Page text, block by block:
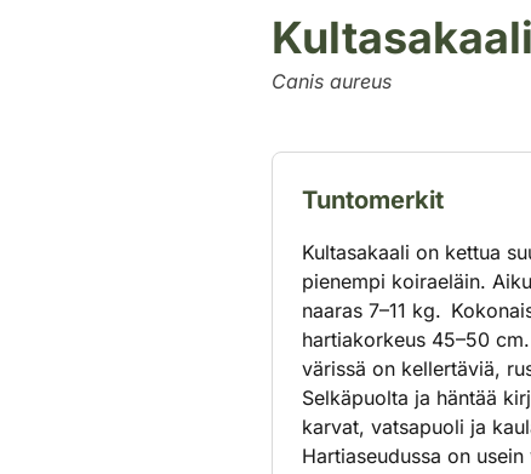
Kultasakaali
Canis aureus
Tuntomerkit
Kultasakaali on kettua
pienempi koiraeläin.
naaras 7–11 kg.
hartiakorkeus 45–50
värissä on kellertäviä,
Selkäpuolta ja häntää
karvat, vatsapuoli ja
Hartiaseudussa on